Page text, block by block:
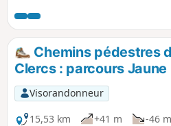
boucle s'adresse aux
un peu plus copieuses.
Chemins pédestres
Clercs : parcours Jaune
Visorandonneur
15,53 km
+41 m
-46 m